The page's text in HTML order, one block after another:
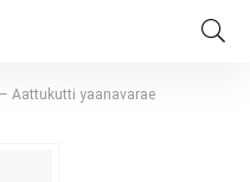
Aattukutti yaanavarae